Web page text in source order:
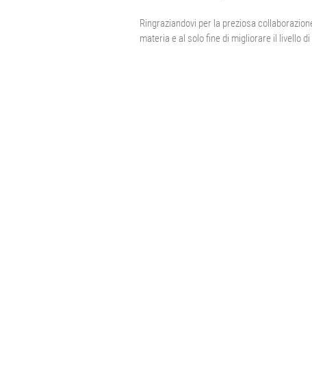
Ringraziandovi per la preziosa
materia e al solo fine di migliorare il livello